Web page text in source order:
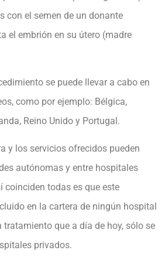
con el semen de un donante
el embrión en su útero (madre
se puede llevar a cabo en
como por ejemplo: Bélgica,
Reino Unido y Portugal.
y los servicios ofrecidos pueden
autónomas y entre hospitales
coinciden todas es que este
en la cartera de ningún hospital
tratamiento que a día de hoy, sólo se
privados.